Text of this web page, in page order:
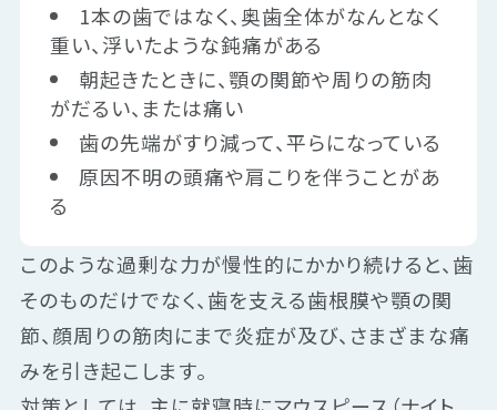
1本の歯ではなく、奥歯全体がなんとなく
重い、浮いたような鈍痛がある
朝起きたときに、顎の関節や周りの筋肉
がだるい、または痛い
歯の先端がすり減って、平らになっている
原因不明の頭痛や肩こりを伴うことがあ
る
このような過剰な力が慢性的にかかり続けると、歯
そのものだけでなく、歯を支える歯根膜や顎の関
節、顔周りの筋肉にまで炎症が及び、さまざまな痛
みを引き起こします。